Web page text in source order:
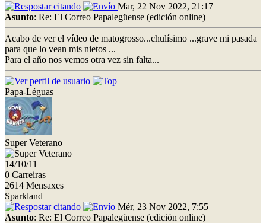
Mar, 22 Nov 2022, 21:17
Asunto: Re: El Correo Papalegüense (edición online)
Acabo de ver el vídeo de matogrosso...chulísimo ...grave mi pasada
para que lo vean mis nietos ...
Para el año nos vemos otra vez sin falta...
Papa-Léguas
Super Veterano
14/10/11
0 Carreiras
2614 Mensaxes
Sparkland
Mér, 23 Nov 2022, 7:55
Asunto: Re: El Correo Papalegüense (edición online)